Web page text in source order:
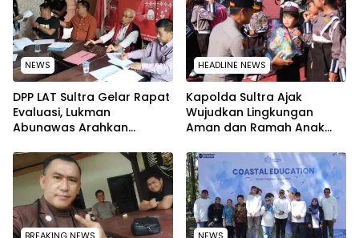
NEWS
‎DPP LAT Sultra Gelar Rapat
Evaluasi, Lukman
Abunawas Arahkan
Secara Rutin dan
Menyeluruh
HEADLINE NEWS
Kapolda Sultra Ajak
Wujudkan Lingkungan
Aman dan Ramah Anak
Nasional 2026